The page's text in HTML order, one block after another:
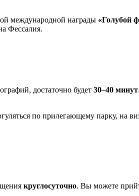
международной награды «Голубой
Фессалия.
достаточно будет 30–40 минут
по прилегающему парку, на
круглосуточно. Вы можете